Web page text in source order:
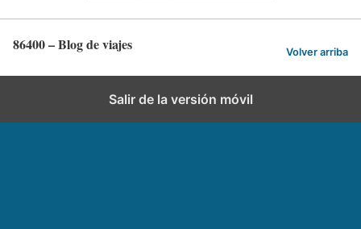
86400 – Blog de viajes Volver arriba
Salir de la versión móvil